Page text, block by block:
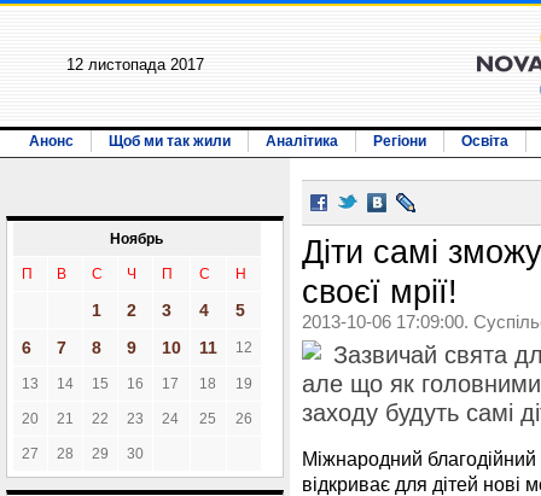
12 листопада 2017
Анонс Щоб ми так жили Аналітика Регіони Освіта
Ноябрь
П В С Ч П С Н
1 2 3 4
5
6
7 8 9 10 11 12
13 14 15 16 17 18 19
20 21 22 23 24 25 26
27 28 29 30
Діти самі
своєї мрії!
2013-10-06 17:09:00.
Зазвичай свята
але що як головними
заходу будуть самі
Міжнародний
відкриває для дітей нові